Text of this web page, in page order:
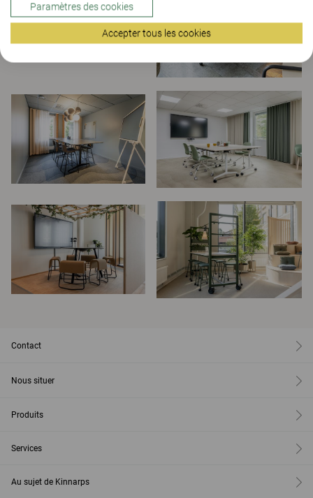
Contact
Nous situer
Produits
Services
Au sujet de Kinnarps
Paramètres des cookies
Accepter tous les cookies